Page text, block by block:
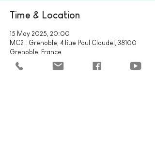
Time & Location
15 May 2025, 20:00
MC2 : Grenoble, 4 Rue Paul Claudel, 38100
Grenoble, France